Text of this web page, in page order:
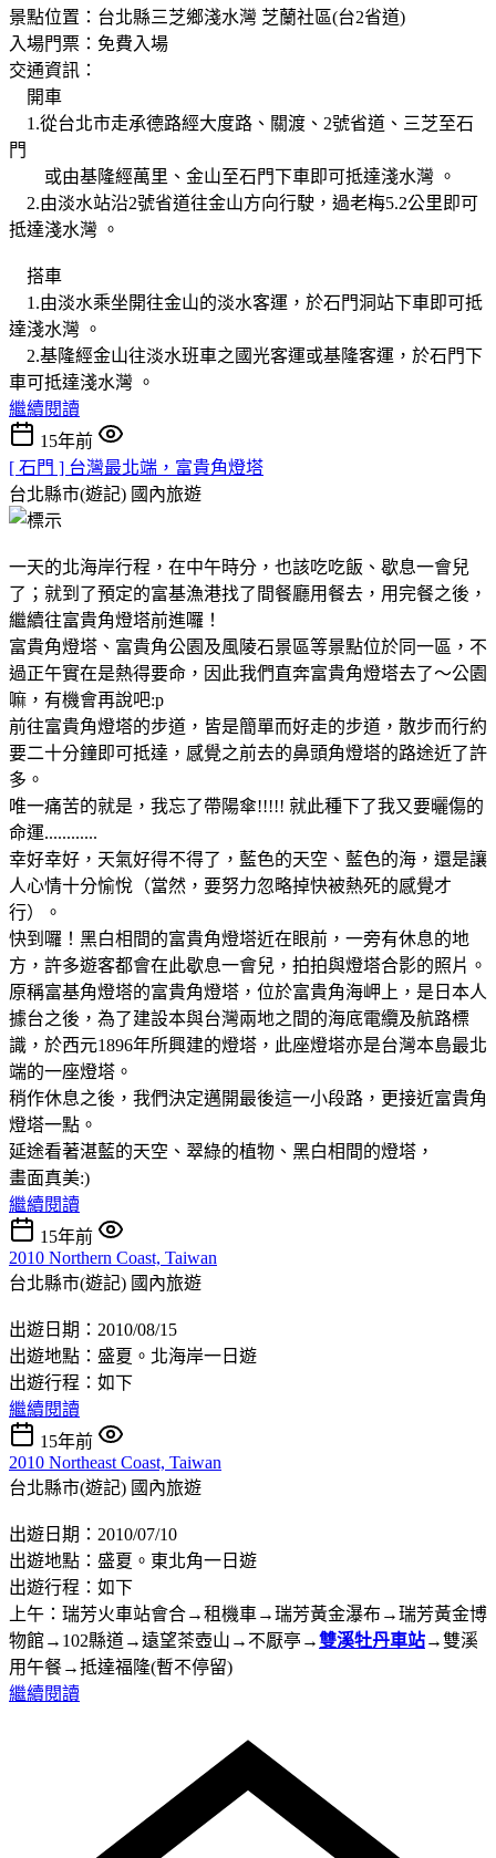
景點位置：台北縣三芝鄉淺水灣 芝蘭社區(台2省道)
入場門票：免費入場
交通資訊：
開車
1.從台北市走承德路經大度路、關渡、2號省道、三芝至石
門
或由基隆經萬里、金山至石門下車即可抵達淺水灣 。
2.由淡水站沿2號省道往金山方向行駛，過老梅5.2公里即可
抵達淺水灣 。
搭車
1.由淡水乘坐開往金山的淡水客運，於石門洞站下車即可抵
達淺水灣 。
2.基隆經金山往淡水班車之國光客運或基隆客運，於石門下
車可抵達淺水灣 。
繼續閱讀
15年前
[ 石門 ] 台灣最北端，富貴角燈塔
台北縣市(遊記) 國內旅遊
一天的北海岸行程，在中午時分，也該吃吃飯、歇息一會兒
了；就到了預定的富基漁港找了間餐廳用餐去，用完餐之後，
繼續往富貴角燈塔前進囉！
富貴角燈塔、富貴角公園及風陵石景區等景點位於同一區，不
過正午實在是熱得要命，因此我們直奔富貴角燈塔去了～公園
嘛，有機會再說吧:p
前往富貴角燈塔的步道，皆是簡單而好走的步道，散步而行約
要二十分鐘即可抵達，感覺之前去的鼻頭角燈塔的路途近了許
多。
唯一痛苦的就是，我忘了帶陽傘!!!!! 就此種下了我又要曬傷的
命運............
幸好幸好，天氣好得不得了，藍色的天空、藍色的海，還是讓
人心情十分愉悅（當然，要努力忽略掉快被熱死的感覺才
行）。
快到囉！黑白相間的富貴角燈塔近在眼前，一旁有休息的地
方，許多遊客都會在此歇息一會兒，拍拍與燈塔合影的照片。
原稱富基角燈塔的富貴角燈塔，位於富貴角海岬上，是日本人
據台之後，為了建設本與台灣兩地之間的海底電纜及航路標
識，於西元1896年所興建的燈塔，此座燈塔亦是台灣本島最北
端的一座燈塔。
稍作休息之後，我們決定邁開最後這一小段路，更接近富貴角
燈塔一點。
延途看著湛藍的天空、翠綠的植物、黑白相間的燈塔，
畫面真美:)
繼續閱讀
15年前
2010 Northern Coast, Taiwan
台北縣市(遊記) 國內旅遊
出遊日期：2010/08/15
出遊地點：盛夏。北海岸一日遊
出遊行程：如下
繼續閱讀
15年前
2010 Northeast Coast, Taiwan
台北縣市(遊記) 國內旅遊
出遊日期：2010/07/10
出遊地點：盛夏。東北角一日遊
出遊行程：如下
上午：瑞芳火車站會合→租機車→瑞芳黃金瀑布→瑞芳黃金博
物館→102縣道→遠望茶壺山→不厭亭→雙溪牡丹車站→雙溪
用午餐→抵達福隆(暫不停留)
繼續閱讀